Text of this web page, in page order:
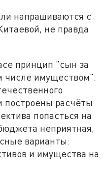
напрашиваются с
не правда
принцип "сын за
числе имуществом".
построены расчёты
попасться на
неприятная,
варианты:
и имущества на